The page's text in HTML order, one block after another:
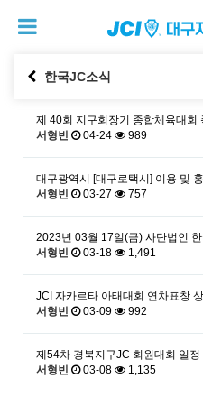
한국JC소식
제 40회 지구회장기 종합체육대회
서형빈
04-24 989
대구광역시 [대구로택시] 이용 및
서형빈
03-27 757
2023년 03월 17일(금) 사단법인
서형빈
03-18 1,491
JCI 자카르타 아태대회 연차표창
서형빈
03-09 992
제54차 경북지구JC 회원대회 일정
서형빈
03-08 1,135